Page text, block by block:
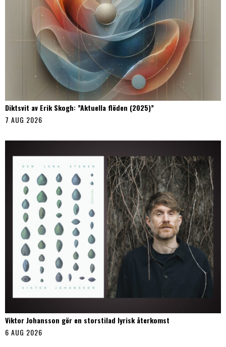
Diktsvit av Erik Skogh: ”Aktuella flöden (2025)”
7 AUG 2026
Viktor Johansson gör en storstilad lyrisk återkomst
6 AUG 2026